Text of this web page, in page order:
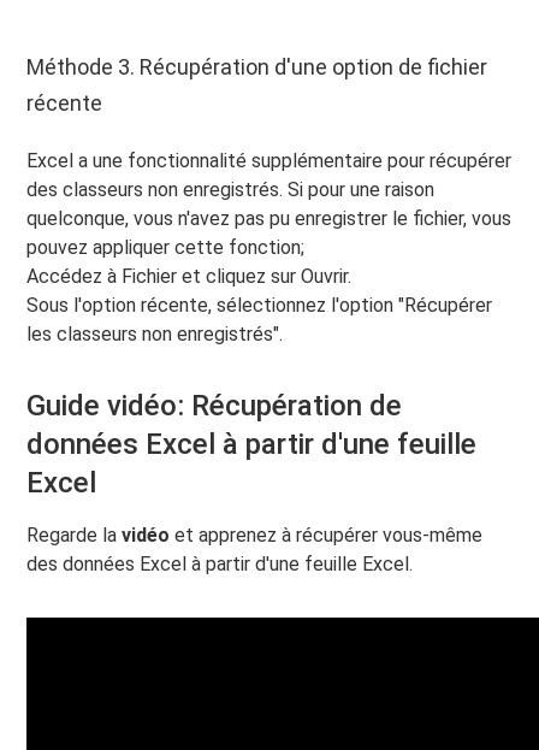
Méthode 3. Récupération d'une option de fichier
récente
Excel a une fonctionnalité supplémentaire pour récupérer
des classeurs non enregistrés. Si pour une raison
quelconque, vous n'avez pas pu enregistrer le fichier, vous
pouvez appliquer cette fonction;
Accédez à Fichier et cliquez sur Ouvrir.
Sous l'option récente, sélectionnez l'option "Récupérer
les classeurs non enregistrés".
Guide vidéo: Récupération de
données Excel à partir d'une feuille
Excel
Regarde lavidéo et apprenez à récupérer vous-même
des données Excel à partir d'une feuille Excel.